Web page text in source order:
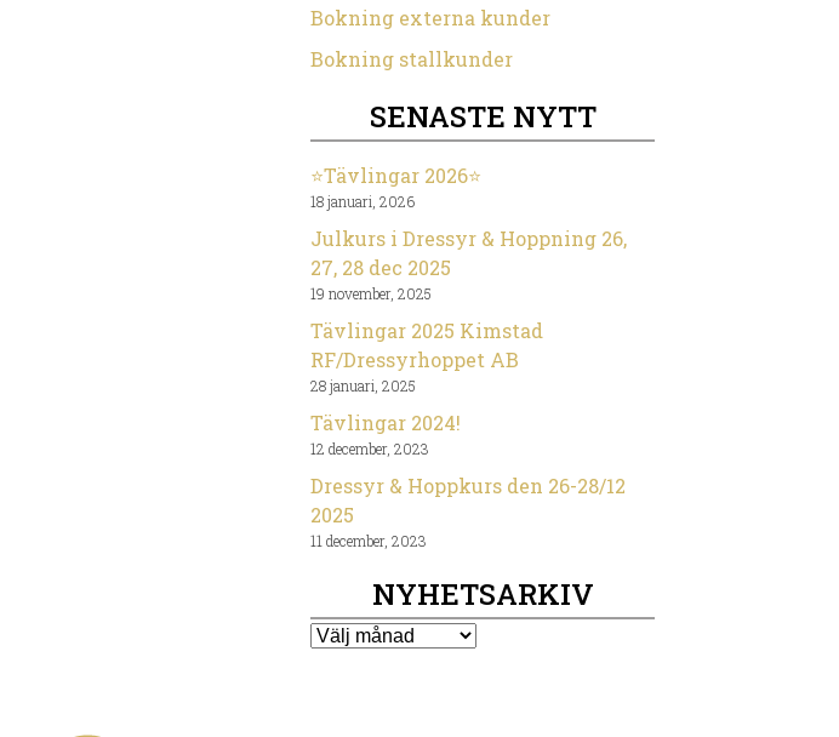
Bokning externa kunder
Bokning stallkunder
SENASTE NYTT
⭐️Tävlingar 2026⭐️
18 januari, 2026
Julkurs i Dressyr & Hoppning 26,
27, 28 dec 2025
19 november, 2025
Tävlingar 2025 Kimstad
RF/Dressyrhoppet AB
28 januari, 2025
Tävlingar 2024!
12 december, 2023
Dressyr & Hoppkurs den 26-28/12
2025
11 december, 2023
NYHETSARKIV
Nyhetsarkiv